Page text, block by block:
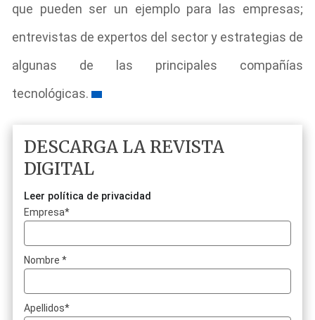
que pueden ser un ejemplo para las empresas;
entrevistas de expertos del sector y estrategias de
algunas de las principales compañías
tecnológicas.
DESCARGA LA REVISTA
DIGITAL
Leer política de privacidad
Empresa*
Nombre*
Apellidos*